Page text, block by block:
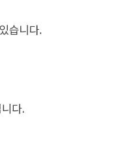
습니다.
다.